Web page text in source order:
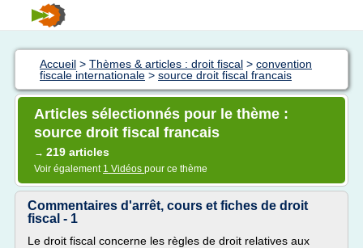
Accueil > Thèmes & articles : droit fiscal > convention
fiscale internationale > source droit fiscal francais
Articles sélectionnés pour le thème :
source droit fiscal francais
→ 219 articles
Voir également 1 Vidéos pour ce thème
Commentaires d'arrêt, cours et fiches de droit
fiscal - 1
Le droit fiscal concerne les règles de droit relatives aux